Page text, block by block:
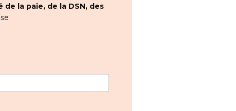
la paie, de la DSN, des